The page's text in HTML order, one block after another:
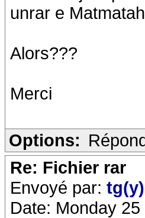
unrar e
Alors???
Merci
Options:
Re: Fichier rar
Envoyé par: tg(y)
Date: Monday